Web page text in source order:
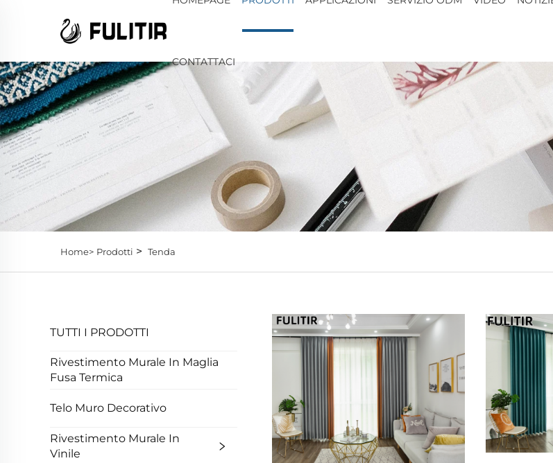
CONTATTACI
Home> Prodotti > Tenda
TUTTI I PRODOTTI
Rivestimento Murale In Maglia
Fusa Termica
Telo Muro Decorativo
Rivestimento Murale In
Vinile